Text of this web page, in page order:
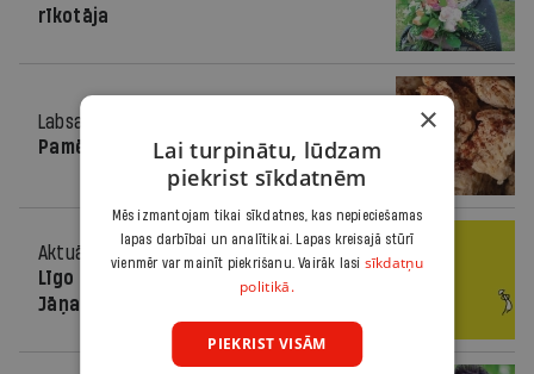
rīkotāja
Labsajūta
Pamēģināt kaut ko jaunu
Aktuāli
22.06.2021.
Līgo druva, līgo meži, līgo visi
Jāņabērni!
×
Lai turpinātu, lūdzam
piekrist sīkdatnēm
Mēs izmantojam tikai sīkdatnes, kas nepieciešamas
lapas darbībai un analītikai. Lapas kreisajā stūrī
vienmēr var mainīt piekrišanu. Vairāk lasi sīkdatņu
politikā.
PIEKRIST VISĀM